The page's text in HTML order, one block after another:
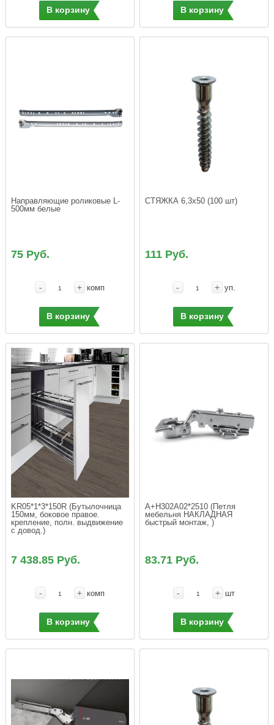
В корзину В корзину
Направляющие роликовые L-
500мм белые
75 Руб.
- + комп
В корзину
111 Руб.
- + уп.
В корзину
KR05*1*3*150R (Бутылочница
150мм, боковое правое.
крепление, полн. выдвижение
с довод.)
7 438.85 Руб.
- + комп
В корзину
A+H302A02*2510 (Петля
мебельня НАКЛАДНАЯ
быстрый монтаж, )
83.71 Руб.
- + шт
В корзину